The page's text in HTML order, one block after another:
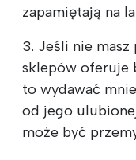
zapamiętają na
3. Jeśli nie
sklepów oferuje
to wydawać
od jego
może być